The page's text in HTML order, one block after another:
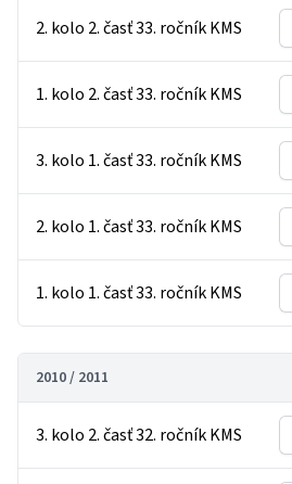
2. kolo 2. časť 33. ročník KMS
1. kolo 2. časť 33. ročník KMS
3. kolo 1. časť 33. ročník KMS
2. kolo 1. časť 33. ročník KMS
1. kolo 1. časť 33. ročník KMS
2010 / 2011
3. kolo 2. časť 32. ročník KMS